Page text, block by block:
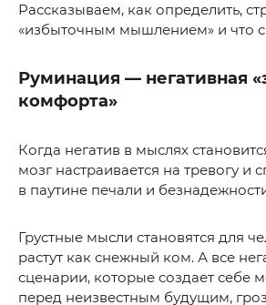
Рассказываем, как определить,
«избыточным мышлением» и что с
Руминация — негативная
комфорта»
Когда негатив в мыслях
мозг настраивается на тревогу и
в паутине печали и
Грустные мысли становятся для
растут как снежный ком. А все
сценарии, которые создает себе
перед неизвестным будущим,